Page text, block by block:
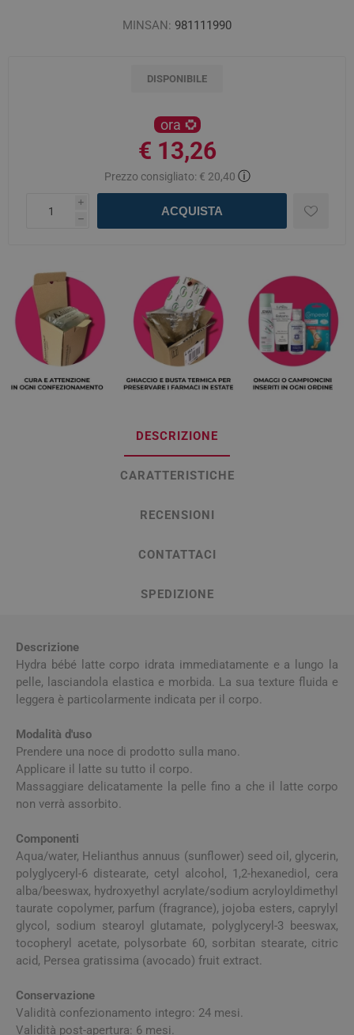
MINSAN: 981111990
DISPONIBILE
ora
€ 13,26
Prezzo consigliato: € 20,40 ⓘ
i
h
ACQUISTA
DESCRIZIONE
CARATTERISTICHE
RECENSIONI
CONTATTACI
SPEDIZIONE
Descrizione
Hydra bébé latte corpo idrata immediatamente e a lungo la
pelle, lasciandola elastica e morbida. La sua texture fluida e
leggera è particolarmente indicata per il corpo.
Modalità d'uso
Prendere una noce di prodotto sulla mano.
Applicare il latte su tutto il corpo.
Massaggiare delicatamente la pelle fino a che il latte corpo
non verrà assorbito.
Componenti
Aqua/water, Helianthus annuus (sunflower) seed oil, glycerin,
polyglyceryl-6 distearate, cetyl alcohol, 1,2-hexanediol, cera
alba/beeswax, hydroxyethyl acrylate/sodium acryloyldimethyl
taurate copolymer, parfum (fragrance), jojoba esters, caprylyl
glycol, sodium stearoyl glutamate, polyglyceryl-3 beeswax,
tocopheryl acetate, polysorbate 60, sorbitan stearate, citric
acid, Persea gratissima (avocado) fruit extract.
Conservazione
Validità confezionamento integro: 24 mesi.
Validità post-apertura: 6 mesi.